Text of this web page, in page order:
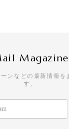
Magazine
ンなどの最新情報を
す。